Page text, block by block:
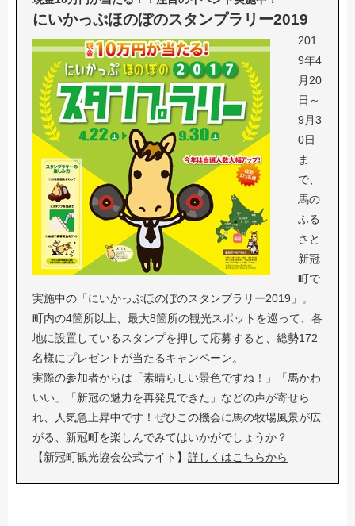
にいかっぷほのぼのスタンプラリー2019
201
9年4
月20
日～
9月3
0日
ま
で、
馬の
ふる
さと
新冠
町で
実施中の「にいかっぷほのぼのスタンプラリー2019」。
町内の4箇所以上、最大8箇所の観光スポットを巡って、各
地に設置しているスタンプを押して応募すると、総勢172
名様にプレゼントが当たるキャンペーン。
実際の参加者からは「素晴らしい景色ですね！」「馬かわ
いい」「新冠の魅力を再発見できた」などの声が寄せら
れ、人気急上昇中です！ぜひこの機会に馬の牧場風景が広
がる、新冠町を楽しんでみてはいかがでしょうか？
【新冠町観光協会公式サイト】 詳しくはこちらから